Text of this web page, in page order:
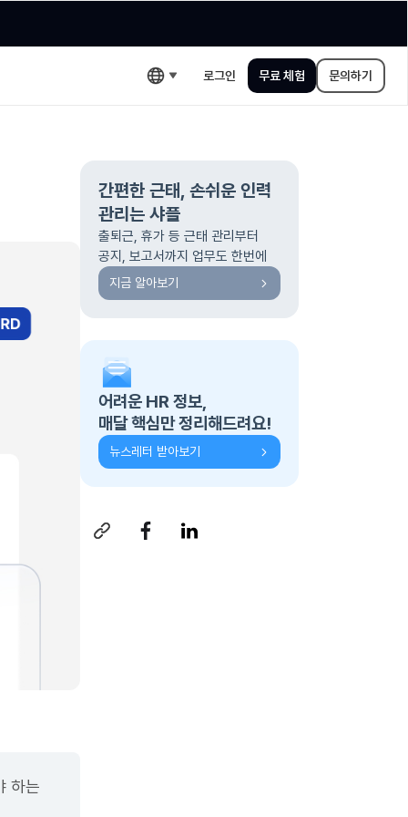
로그인 무료 체험 문의하기
하는
간편한 근태, 손쉬운 인력
관리는 샤플
출퇴근, 휴가 등 근태 관리부터
공지, 보고서까지 업무도 한번에
지금 알아보기
어려운 HR 정보,
매달 핵심만 정리해드려요!
뉴스레터 받아보기